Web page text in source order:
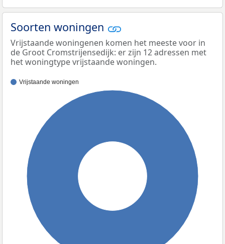
Soorten woningen
Vrijstaande woningenen komen het meeste voor in
de Groot Cromstrijensedijk: er zijn 12 adressen met
het woningtype vrijstaande woningen.
Vrijstaande woningen